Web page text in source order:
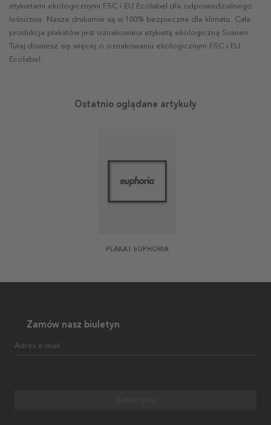
etykietami ekologicznymi FSC i EU Ecolabel dla odpowiedzialnego
leśnictwa. Nasze drukarnie są w 100% bezpieczne dla klimatu. Cała
produkcja plakatów jest oznakowana etykietą ekologiczną Svanen.
Tutaj dowiesz się więcej o oznakowaniu ekologicznym FSC i EU
Ecolabel.
Ostatnio oglądane artykuły
PLAKAT EUPHORIA
Zamów nasz biuletyn
Adres e-mail